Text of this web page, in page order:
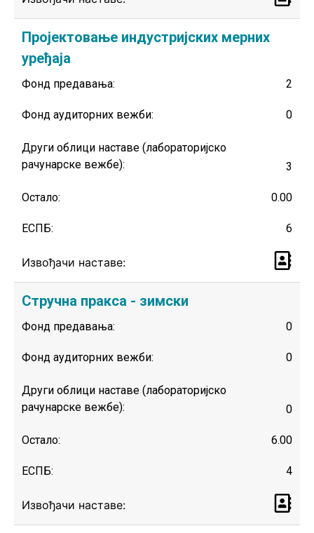
Пројектовање индустријских мерних
уређаја
Фонд предавања: 2
Фонд аудиторних вежби: 0
Други облици наставе (лабораторијско
рачунарске вежбе):
3
Остало: 0.00
ЕСПБ: 6
Извођачи наставе:
Стручна пракса - зимски
Фонд предавања: 0
Фонд аудиторних вежби: 0
Други облици наставе (лабораторијско
рачунарске вежбе):
0
Остало: 6.00
ЕСПБ: 4
Извођачи наставе: